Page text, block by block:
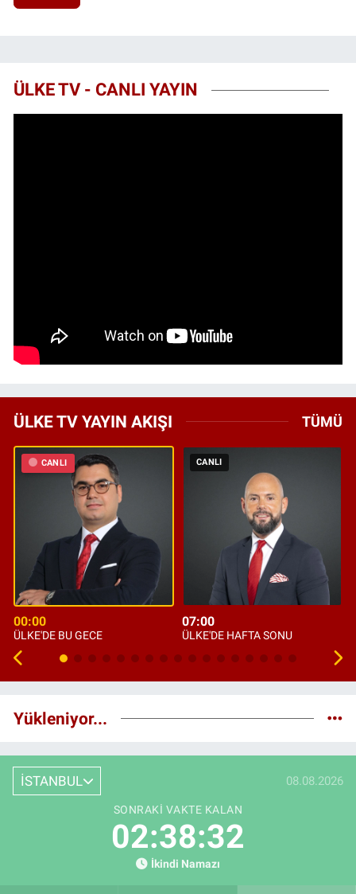
ÜLKE TV - CANLI YAYIN
ÜLKE TV YAYIN AKIŞI TÜMÜ
CANLI
00:00
ÜLKE'DE BU GECE
CANLI
07:00
ÜLKE'DE HAFTA SONU
Yükleniyor...
İSTANBUL 08.08.2026
SONRAKI VAKTE KALAN
02:38:31
İkindi Namazı